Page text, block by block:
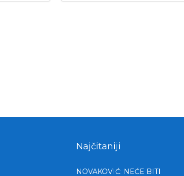
Najčitaniji
NOVAKOVIĆ: NEĆE BITI